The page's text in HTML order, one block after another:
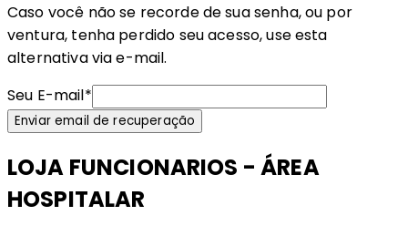
Caso você não se recorde de sua senha, ou por
ventura, tenha perdido seu acesso, use esta
alternativa via e-mail.
Seu E-mail*
Enviar email de recuperação
LOJA FUNCIONARIOS - ÁREA
HOSPITALAR